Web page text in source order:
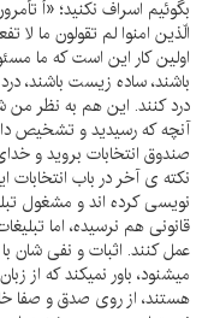
اولين كار اين است كه ما
باشند، ساده زيست باشند،
درد كنند. اين هم به نظر من
آنچه كه رسيديد و تشخيص
صندوق انتخابات برويد و
نكته ى آخر در باب
نويسى كرده اند و مشغول
قانونى هم نرسيده، اما
عمل كنند. اثبات و نفى شان
ميشنود، باور نميكند كه از
هستند، از روى صدق و صفا